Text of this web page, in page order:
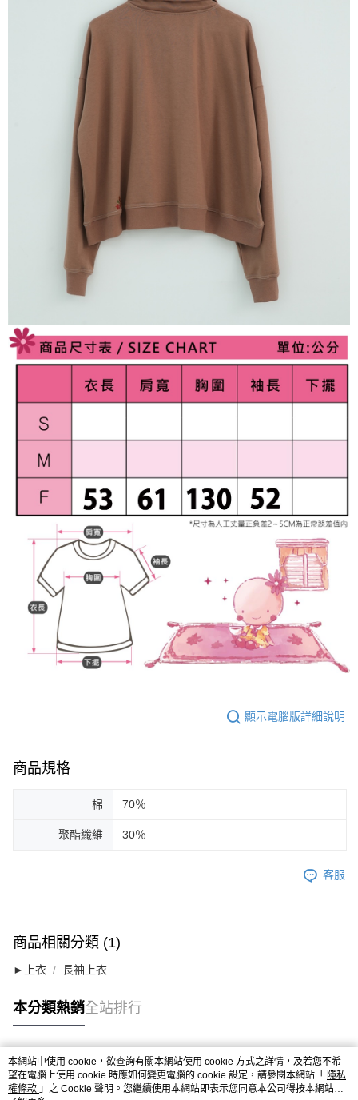
顯示電腦版詳細說明
商品規格
棉 70％
聚酯纖維 30％
客服
商品相關分類 (1)
►上衣 長袖上衣
本分類熱銷全站排行
熱門標籤
本網站中使用 cookie，欲查詢有關本網站使用 cookie 方式之詳情，及若您不希
望在電腦上使用 cookie 時應如何變更電腦的 cookie 設定，請參閱本網站「 隱私
權條款 」之 Cookie 聲明。您繼續使用本網站即表示您同意本公司得按本網站使